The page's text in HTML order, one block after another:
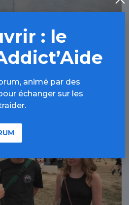
: au cœur de la
l’hôpital Bichat-
AP-HP, Paris 18ème
: le
animé par des
échanger sur les